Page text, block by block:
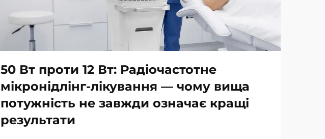
50 Вт проти 12 Вт: Радіочастотне
мікронідлінг-лікування — чому вища
потужність не завжди означає кращі
результати